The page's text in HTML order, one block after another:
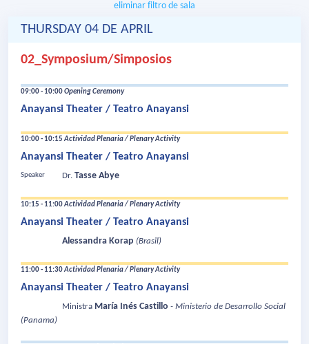
eliminar filtro de sala
THURSDAY 04 DE APRIL
02_Symposium/Simposios
09:00 - 10:00Opening Ceremony
Anayansi Theater / Teatro Anayansi
10:00 - 10:15Actividad Plenaria / Plenary Activity
Anayansi Theater / Teatro Anayansi
Speaker Dr. Tasse Abye
10:15 - 11:00Actividad Plenaria / Plenary Activity
Anayansi Theater / Teatro Anayansi
Alessandra Korap (Brasil)
11:00 - 11:30Actividad Plenaria / Plenary Activity
Anayansi Theater / Teatro Anayansi
Ministra María Inés Castillo - Ministerio de Desarrollo Social
(Panama)